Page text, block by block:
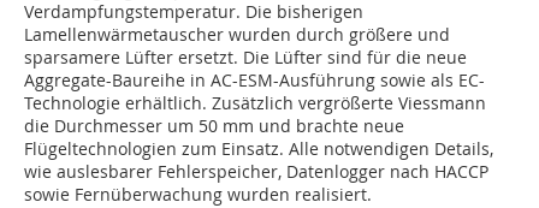
Verdampfungstemperatur. Die bisherigen
Lamellenwärmetauscher wurden durch größere und
sparsamere Lüfter ersetzt. Die Lüfter sind für die neue
Aggregate-Baureihe in AC-ESM-Ausführung sowie als EC-
Technologie erhältlich. Zusätzlich vergrößerte Viessmann
die Durchmesser um 50 mm und brachte neue
Flügeltechnologien zum Einsatz. Alle notwendigen Details,
wie auslesbarer Fehlerspeicher, Datenlogger nach HACCP
sowie Fernüberwachung wurden realisiert.